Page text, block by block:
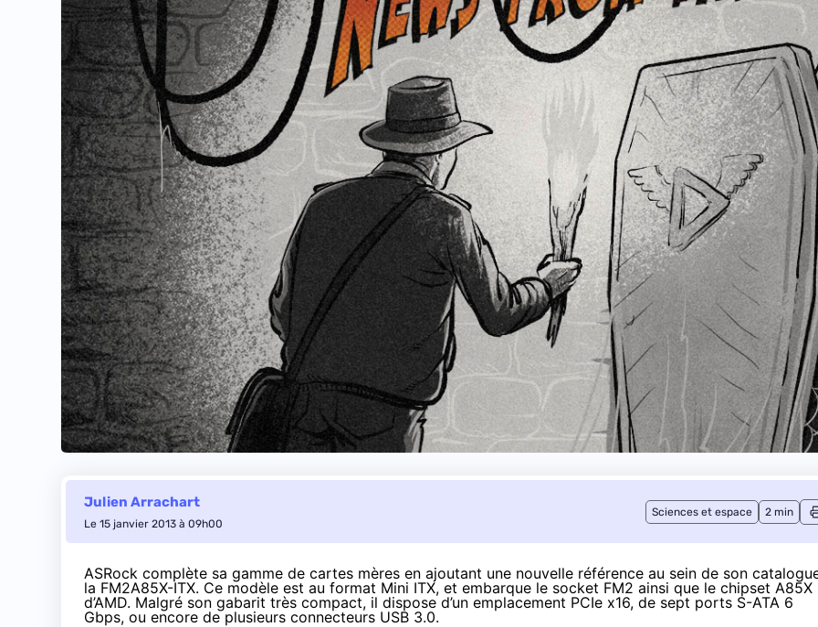
Julien Arrachart
Le 15 janvier 2013 à 09h00
Sciences et espace 2 min
ASRock complète sa gamme de cartes mères en ajoutant une nouvelle référence au sein de son
la FM2A85X-ITX. Ce modèle est au format Mini ITX, et embarque le socket FM2 ainsi que le chipset A85X
d’AMD. Malgré son gabarit très compact, il dispose d’un emplacement PCIe x16, de sept ports S-ATA 6
Gbps, ou encore de plusieurs connecteurs USB 3.0.